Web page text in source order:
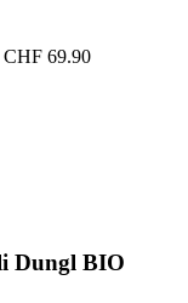
CHF 69.90
Dungl BIO